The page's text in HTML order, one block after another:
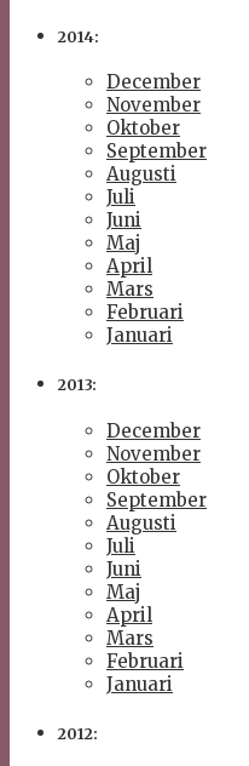
2014:
December
November
Oktober
September
Augusti
Juli
Juni
Maj
April
Mars
Februari
Januari
2013:
December
November
Oktober
September
Augusti
Juli
Juni
Maj
April
Mars
Februari
Januari
2012: